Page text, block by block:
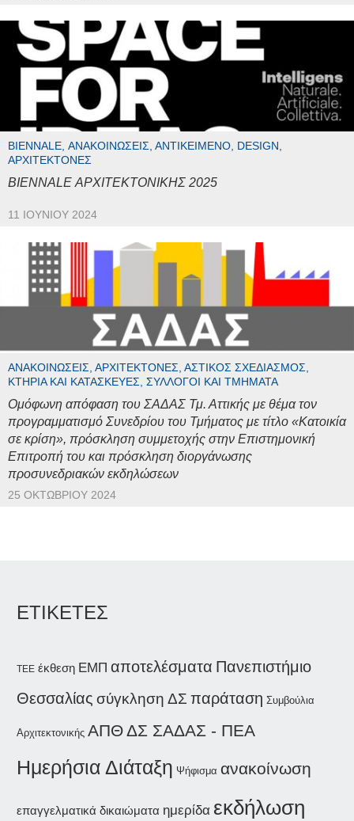
BIENNALE, ΑΝΑΚΟΙΝΏΣΕΙΣ, ΑΝΤΙΚΕΊΜΕΝΟ, DESIGN,
ΑΡΧΙΤΈΚΤΟΝΕΣ
BIENNALE ΑΡΧΙΤΕΚΤΟΝΙΚΗΣ 2025
11 ΙΟΥΝΊΟΥ 2024
ΑΝΑΚΟΙΝΏΣΕΙΣ, ΑΡΧΙΤΈΚΤΟΝΕΣ, ΑΣΤΙΚΌΣ ΣΧΕΔΙΑΣΜΌΣ,
ΚΤΉΡΙΑ ΚΑΙ ΚΑΤΑΣΚΕΥΈΣ, ΣΎΛΛΟΓΟΙ ΚΑΙ ΤΜΉΜΑΤΑ
Ομόφωνη απόφαση του ΣΑΔΑΣ Τμ. Αττικής με θέμα τον
προγραμματισμό Συνεδρίου του Τμήματος με τίτλο «Κατοικία
σε κρίση», πρόσκληση συμμετοχής στην Επιστημονική
Επιτροπή του και πρόσκληση διοργάνωσης
προσυνεδριακών εκδηλώσεων
25 ΟΚΤΩΒΡΊΟΥ 2024
ΕΤΙΚΕΤΕΣ
ΤΕΕ έκθεση ΕΜΠ αποτελέσματα Πανεπιστήμιο
Θεσσαλίας σύγκληση ΔΣ παράταση Συμβούλια
Αρχιτεκτονικής ΑΠΘΔΣ ΣΑΔΑΣ - ΠΕΑ
Ημερήσια Διάταξη Ψήφισμα ανακοίνωση
επαγγελματικά δικαιώματα ημερίδα εκδήλωση